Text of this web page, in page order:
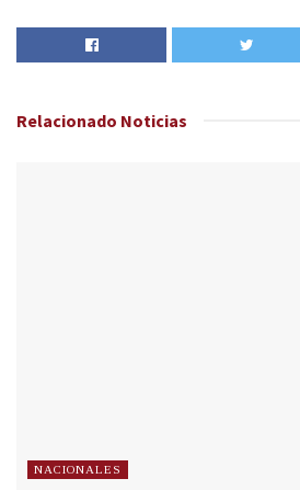
Relacionado Noticias
NACIONALES